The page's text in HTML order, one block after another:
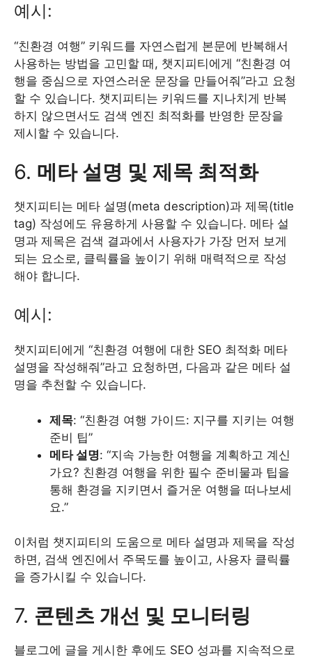
예시:
“친환경 여행” 키워드를 자연스럽게 본문에 반복해서
사용하는 방법을 고민할 때, 챗지피티에게 “친환경 여
행을 중심으로 자연스러운 문장을 만들어줘”라고 요청
할 수 있습니다. 챗지피티는 키워드를 지나치게 반복
하지 않으면서도 검색 엔진 최적화를 반영한 문장을
제시할 수 있습니다.
6. 메타 설명 및 제목 최적화
챗지피티는 메타 설명(meta description)과 제목(title
tag) 작성에도 유용하게 사용할 수 있습니다. 메타 설
명과 제목은 검색 결과에서 사용자가 가장 먼저 보게
되는 요소로, 클릭률을 높이기 위해 매력적으로 작성
해야 합니다.
예시:
챗지피티에게 “친환경 여행에 대한 SEO 최적화 메타
설명을 작성해줘”라고 요청하면, 다음과 같은 메타 설
명을 추천할 수 있습니다.
제목: “친환경 여행 가이드: 지구를 지키는 여행
준비 팁”
메타 설명: “지속 가능한 여행을 계획하고 계신
가요? 친환경 여행을 위한 필수 준비물과 팁을
통해 환경을 지키면서 즐거운 여행을 떠나보세
요.”
이처럼 챗지피티의 도움으로 메타 설명과 제목을 작성
하면, 검색 엔진에서 주목도를 높이고, 사용자 클릭률
을 증가시킬 수 있습니다.
7. 콘텐츠 개선 및 모니터링
블로그에 글을 게시한 후에도 SEO 성과를 지속적으로